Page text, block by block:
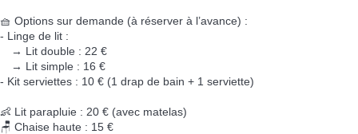
🧺 Options sur demande (à réserver à l’avance) :
- Linge de lit :
→ Lit double : 22 €
→ Lit simple : 16 €
- Kit serviettes : 10 € (1 drap de bain + 1 serviette)
👶 Lit parapluie : 20 € (avec matelas)
🪑 Chaise haute : 15 €